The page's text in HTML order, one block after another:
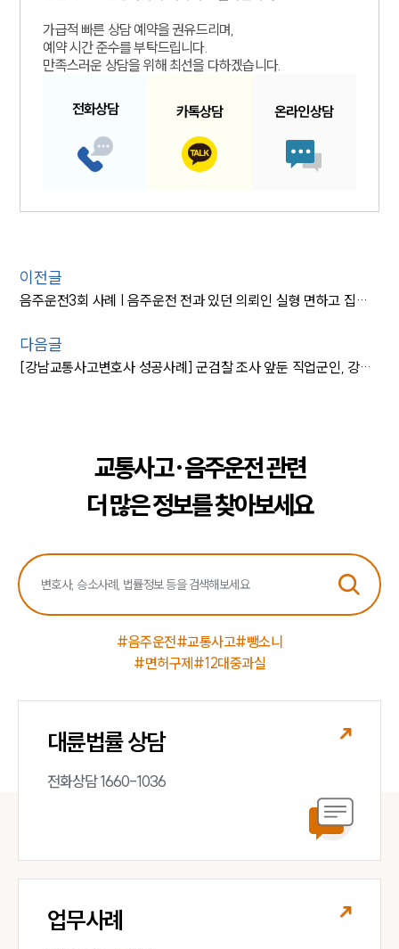
가급적 빠른 상담 예약을 권유드리며,
예약 시간 준수를 부탁드립니다.
만족스러운 상담을 위해 최선을 다하겠습니다.
전화상담 카톡상담 온라인상담
이전글
음주운전3회 사례 | 음주운전 전과 있던 의뢰인 실형 면하고 집행유예
다음글
[강남교통사고변호사 성공사례] 군검찰 조사 앞둔 직업군인, 강남교통사고변호사 불기소로 마무리
교통사고·음주운전 관련
더 많은 정보를 찾아보세요
#음주운전#교통사고#뺑소니
#면허구제 #12대중과실
대륜법률 상담
전화상담 1660-1036
업무사례